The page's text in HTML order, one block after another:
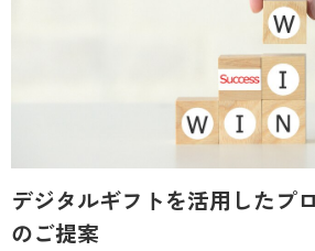
デジタルギフトを活用したプ
のご提案